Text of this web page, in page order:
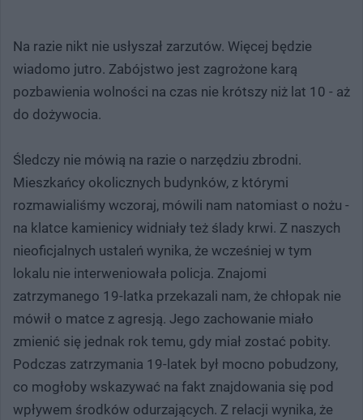
Na razie nikt nie usłyszał zarzutów. Więcej będzie
wiadomo jutro. Zabójstwo jest zagrożone karą
pozbawienia wolności na czas nie krótszy niż lat 10 - aż
do dożywocia.
Śledczy nie mówią na razie o narzędziu zbrodni.
Mieszkańcy okolicznych budynków, z którymi
rozmawialiśmy wczoraj, mówili nam natomiast o nożu -
na klatce kamienicy widniały też ślady krwi. Z naszych
nieoficjalnych ustaleń wynika, że wcześniej w tym
lokalu nie interweniowała policja. Znajomi
zatrzymanego 19-latka przekazali nam, że chłopak nie
mówił o matce z agresją. Jego zachowanie miało
zmienić się jednak rok temu, gdy miał zostać pobity.
Podczas zatrzymania 19-latek był mocno pobudzony,
co mogłoby wskazywać na fakt znajdowania się pod
wpływem środków odurzających. Z relacji wynika, że